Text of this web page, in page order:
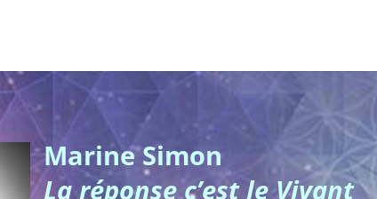
Marine Simon
La réponse c’est le Vivant